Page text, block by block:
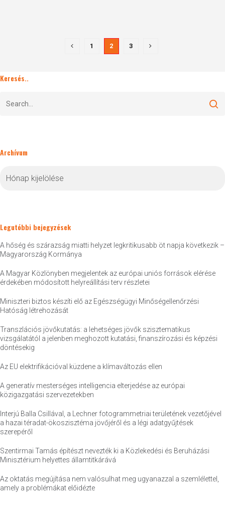
1 2 3
Keresés..
Archívum
Legutóbbi bejegyzések
A hőség és szárazság miatti helyzet legkritikusabb öt napja következik –
Magyarország Kormánya
A Magyar Közlönyben megjelentek az európai uniós források elérése
érdekében módosított helyreállítási terv részletei
Miniszteri biztos készíti elő az Egészségügyi Minőségellenőrzési
Hatóság létrehozását
Transzlációs jövőkutatás: a lehetséges jövők szisztematikus
vizsgálatától a jelenben meghozott kutatási, finanszírozási és képzési
döntésekig
Az EU elektrifikációval küzdene a klímaváltozás ellen
A generatív mesterséges intelligencia elterjedése az európai
közigazgatási szervezetekben
Interjú Balla Csillával, a Lechner fotogrammetriai területének vezetőjével
a hazai téradat-ökoszisztéma jövőjéről és a légi adatgyűjtések
szerepéről
Szentirmai Tamás építészt nevezték ki a Közlekedési és Beruházási
Minisztérium helyettes államtitkárává
Az oktatás megújítása nem valósulhat meg ugyanazzal a szemlélettel,
amely a problémákat előidézte